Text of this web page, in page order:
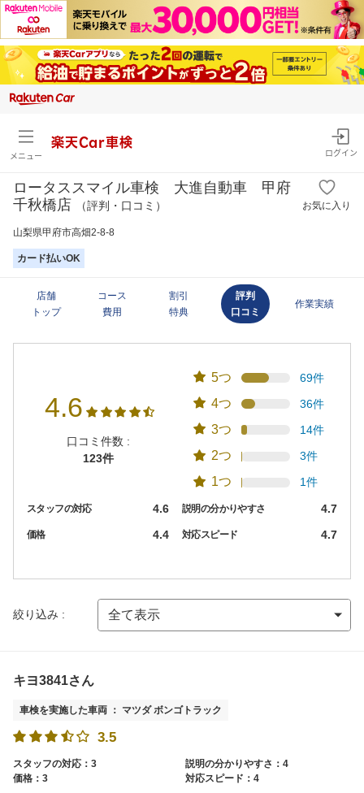
メニュー
楽天Car車検
ログイン
ロータススマイル車検 大進自動車 甲府
千秋橋店
（評判・口コミ） お気に入り
山梨県甲府市高畑2-8-8
カード払いOK
店舗
トップ
コース
費用
割引
特典
評判
口コミ
作業実績
4.6
口コミ件数 :
123件
5つ 69件
4つ 36件
3つ 14件
2つ 3件
1つ 1件
スタッフの対応 4.6 説明の分かりやすさ 4.7
価格 4.4 対応スピード 4.7
絞り込み :
キヨ3841さん
車検を実施した車両 ： マツダ ボンゴトラック
3.5
スタッフの対応：3
説明の分かりやすさ：4
価格：3
対応スピード：4